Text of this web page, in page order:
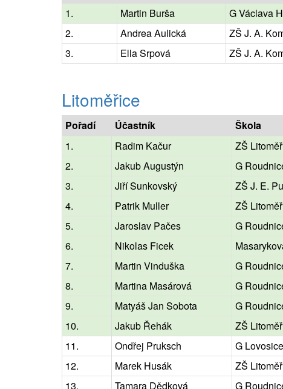
1.
Martin Burša G Václava
2.
Andrea Aulická ZŠ J. A.
3.
Ella Srpová ZŠ J. A.
Litoměřice
Pořadí Účastník Škola
1.
Radim Kačur ZŠ
2.
Jakub Augustýn G
3.
Jiří Sunkovský ZŠ J. E.
4.
Patrik Muller ZŠ
5.
Jaroslav Pačes G
6.
Nikolas Ficek
7.
Martin Vinduška G
8.
Martina Masárová G
9.
Matyáš Jan Sobota G
10.
Jakub Řehák ZŠ
11.
Ondřej Pruksch G Lovosice
12.
Marek Husák ZŠ
13.
Tamara Dědková G